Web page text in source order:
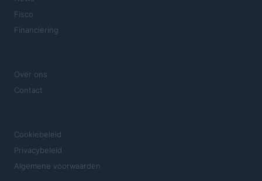
Fisco
Financiering
Over ons
Contact
Cookiebeleid
Privacybeleid
Algemene voorwaarden